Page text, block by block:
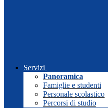
Servizi
Panoramica
Famiglie e studenti
Personale scolastico
Percorsi di studio